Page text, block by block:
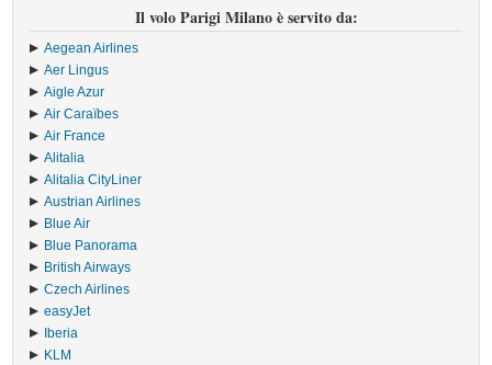
Il volo Parigi Milano è servito da:
Aegean Airlines
Aer Lingus
Aigle Azur
Air Caraïbes
Air France
Alitalia
Alitalia CityLiner
Austrian Airlines
Blue Air
Blue Panorama
British Airways
Czech Airlines
easyJet
Iberia
KLM